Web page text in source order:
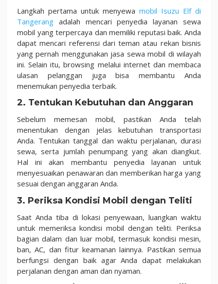
Langkah pertama untuk menyewa mobil Isuzu Elf di
Tangerang adalah mencari penyedia layanan sewa
mobil yang terpercaya dan memiliki reputasi baik. Anda
dapat mencari referensi dari teman atau rekan bisnis
yang pernah menggunakan jasa sewa mobil di wilayah
ini. Selain itu, browsing melalui internet dan membaca
ulasan pelanggan juga bisa membantu Anda
menemukan penyedia terbaik.
2. Tentukan Kebutuhan dan Anggaran
Sebelum memesan mobil, pastikan Anda telah
menentukan dengan jelas kebutuhan transportasi
Anda. Tentukan tanggal dan waktu perjalanan, durasi
sewa, serta jumlah penumpang yang akan diangkut.
Hal ini akan membantu penyedia layanan untuk
menyesuaikan penawaran dan memberikan harga yang
sesuai dengan anggaran Anda.
3. Periksa Kondisi Mobil dengan Teliti
Saat Anda tiba di lokasi penyewaan, luangkan waktu
untuk memeriksa kondisi mobil dengan teliti. Periksa
bagian dalam dan luar mobil, termasuk kondisi mesin,
ban, AC, dan fitur keamanan lainnya. Pastikan semua
berfungsi dengan baik agar Anda dapat melakukan
perjalanan dengan aman dan nyaman.